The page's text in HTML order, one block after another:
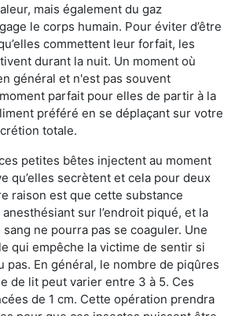
mais également du gaz
le corps humain. Pour éviter d’être
commettent leur forfait, les
durant la nuit. Un moment où
général et n'est pas souvent
parfait pour elles de partir à la
préféré en se déplaçant sur votre
totale.
petites bêtes injectent au moment
qu’elles secrètent et cela pour deux
raison est que cette substance
sur l’endroit piqué, et la
ne pourra pas se coaguler. Une
qui empêche la victime de sentir si
pas. En général, le nombre de piqûres
de lit peut varier entre 3 à 5. Ces
de 1 cm. Cette opération prendra